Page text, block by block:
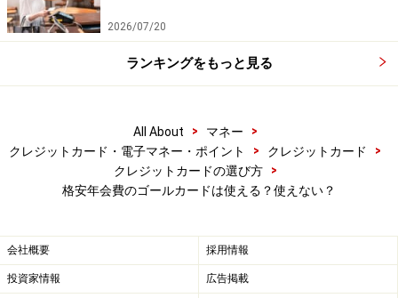
2026/07/20
ランキングをもっと見る
All About > マネー
>
クレジットカード・電子マネー・ポイント
> クレジットカード
>
クレジットカードの選び方
>
格安年会費のゴールカードは使える？使えない？
会社概要 採用情報
投資家情報 広告掲載